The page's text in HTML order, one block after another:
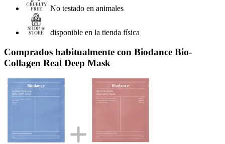
No testado en animales
disponible en la tienda física
Comprados habitualmente con Biodance Bio-
Collagen Real Deep Mask